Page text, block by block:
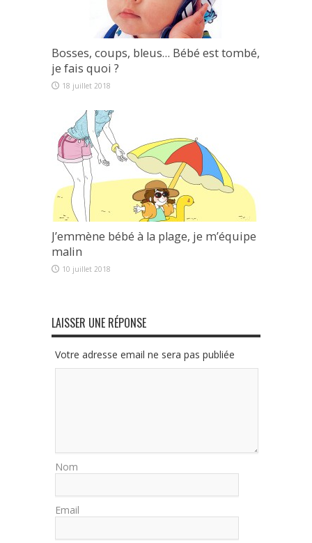
Bosses, coups, bleus… Bébé est tombé,
je fais quoi ?
18 juillet 2018
J’emmène bébé à la plage, je m’équipe
malin
10 juillet 2018
LAISSER UNE RÉPONSE
Votre adresse email ne sera pas publiée
Nom
Email